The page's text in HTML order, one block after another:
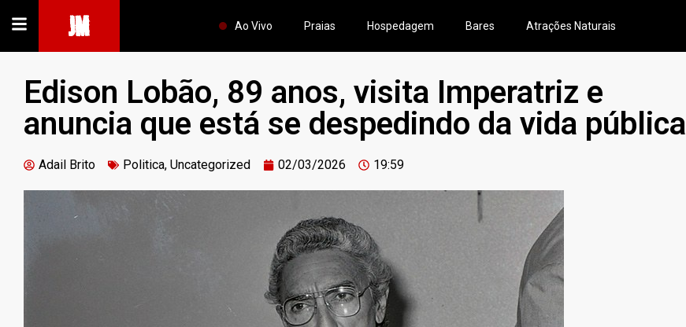
JM Ao Vivo Praias Hospedagem Bares Atrações Naturais
Edison Lobão, 89 anos, visita Imperatriz e
anuncia que está se despedindo da vida pública
Adail Brito Politica, Uncategorized 02/03/2026 19:59